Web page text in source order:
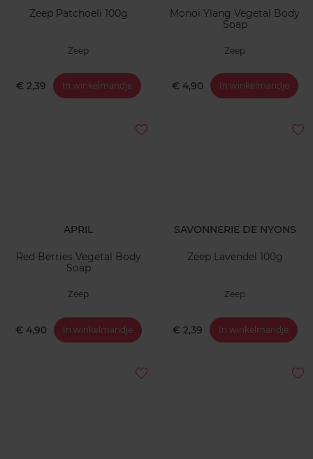
Zeep Patchoeli 100g
Zeep
€ 2,39 In winkelmandje
Monoi Ylang Vegetal Body
Soap
Zeep
€ 4,90 In winkelmandje
APRIL
Red Berries Vegetal Body
Soap
Zeep
€ 4,90 In winkelmandje
SAVONNERIE DE NYONS
Zeep Lavendel 100g
Zeep
€ 2,39 In winkelmandje